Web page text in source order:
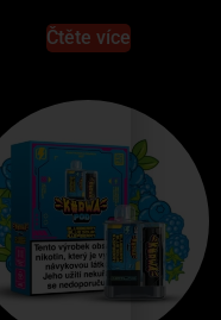
Čtěte více